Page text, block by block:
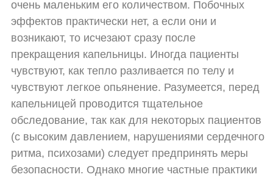
очень маленьким его количеством. Побочных
эффектов практически нет, а если они и
возникают, то исчезают сразу после
прекращения капельницы. Иногда пациенты
чувствуют, как тепло разливается по телу и
чувствуют легкое опьянение. Разумеется, перед
капельницей проводится тщательное
обследование, так как для некоторых пациентов
(с высоким давлением, нарушениями сердечного
ритма, психозами) следует предпринять меры
безопасности. Однако многие частные практики